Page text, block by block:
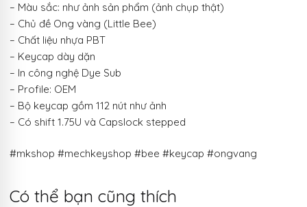
– Màu sắc: như ảnh sản phẩm (ảnh chụp thật)
– Chủ đề Ong vàng (Little Bee)
– Chất liệu nhựa PBT
– Keycap dày dặn
– In công nghệ Dye Sub
– Profile: OEM
– Bộ keycap gồm 112 nút như ảnh
– Có shift 1.75U và Capslock stepped
#mkshop #mechkeyshop #bee #keycap #ongvang
Có thể bạn cũng thích